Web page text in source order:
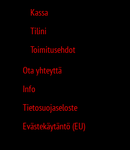
Kassa
Tilini
Toimitusehdot
Ota yhteyttä
Info
Tietosuojaseloste
Evästekäytäntö (EU)